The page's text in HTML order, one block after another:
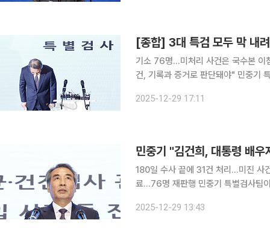
기소 76명…미처리 사건은 국수본 이
건, 기록과 증거로 판단돼야" 민중기 특별검사팀이 김건희 여사 관련 의혹 수사를 마무리하면서
넘겼지만, 핵심 쟁점으로 꼽혔던 일부
2025-12-29 17:11
180일 수사 끝에 31건 처리…미진 사
료…76명 재판행 민중기 특별검사팀이 김건희 여사가 대통령 배우자 지위를 이용해 금품을 수수하
를 통해 총 76명을 기소했으며, 남은
2025-12-29 13:43